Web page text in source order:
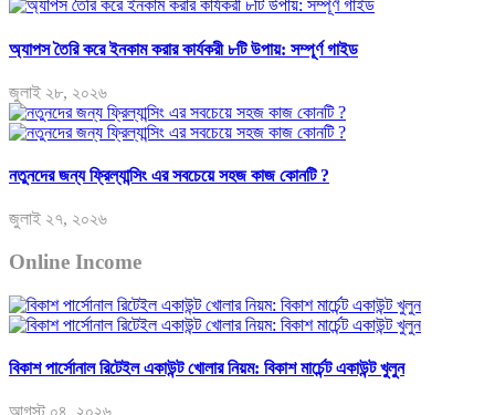
অ্যাপস তৈরি করে ইনকাম করার কার্যকরী ৮টি উপায়: সম্পূর্ণ গাইড
জুলাই ২৮, ২০২৬
নতুনদের জন্য ফ্রিল্যান্সিং এর সবচেয়ে সহজ কাজ কোনটি ?
জুলাই ২৭, ২০২৬
Online Income
বিকাশ পার্সোনাল রিটেইল একাউন্ট খোলার নিয়ম: বিকাশ মার্চেন্ট একাউন্ট খুলুন